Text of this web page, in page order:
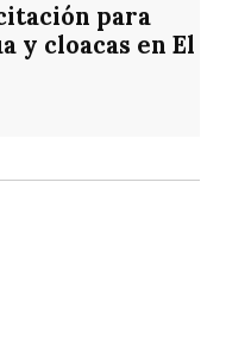
para
y cloacas en El